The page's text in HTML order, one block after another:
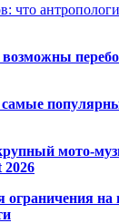
что
мото-
2026
ограничения на